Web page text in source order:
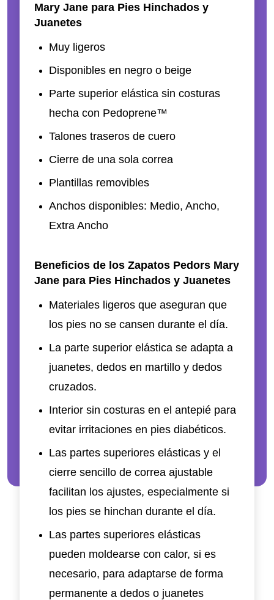
Mary Jane para Pies Hinchados y
Juanetes
Muy ligeros
Disponibles en negro o beige
Parte superior elástica sin costuras
hecha con Pedoprene™
Talones traseros de cuero
Cierre de una sola correa
Plantillas removibles
Anchos disponibles: Medio, Ancho,
Extra Ancho
Beneficios de los Zapatos Pedors Mary
Jane para Pies Hinchados y Juanetes
Materiales ligeros que aseguran que
los pies no se cansen durante el día.
La parte superior elástica se adapta a
juanetes, dedos en martillo y dedos
cruzados.
Interior sin costuras en el antepié para
evitar irritaciones en pies diabéticos.
Las partes superiores elásticas y el
cierre sencillo de correa ajustable
facilitan los ajustes, especialmente si
los pies se hinchan durante el día.
Las partes superiores elásticas
pueden moldearse con calor, si es
necesario, para adaptarse de forma
permanente a dedos o juanetes